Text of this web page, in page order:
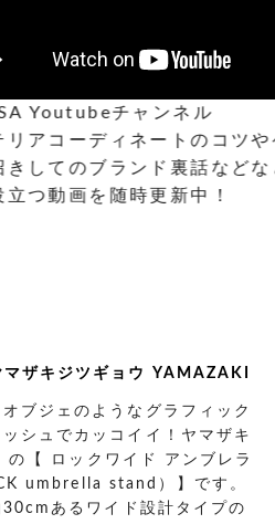
ザキジツギョウ YAMAZAKI
ブジェのようなグラフィック
シュでカッコイイ！ヤマザキ
の【 ロックワイド アンブレラ
umbrella stand）】です。
あるワイド設計タイプの